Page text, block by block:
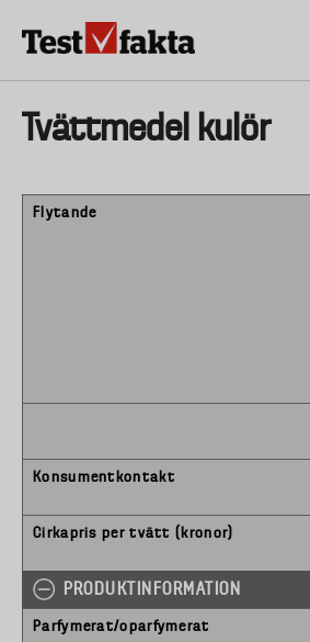
Huvudmeny
HEM & HUSHÅLL TEKNIK LIVSMEDEL
Tvättmedel kulör
Flytande
Konsumentkontakt
Cirkapris per tvätt (kronor)
PRODUKTINFORMATION
Parfymerat/oparfymerat